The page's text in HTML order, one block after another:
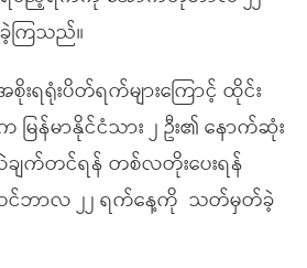
ြသည်။
ရရုံးပိတ်ရက်များကြောင့် ထိုင်း
မြန်မာနိုင်ငံသား ၂ ဦး၏ နောက်ဆုံး
ျက်တင်ရန် တစ်လတိုးပေးရန်
င်ဘာလ ၂၂ ရက်နေ့ကို သတ်မှတ်ခဲ့